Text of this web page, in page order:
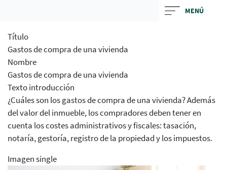
contentt
MENÚ
Título
Gastos de compra de una vivienda
Nombre
Gastos de compra de una vivienda
Texto introducción
¿Cuáles son los gastos de compra de una vivienda? Además
del valor del inmueble, los compradores deben tener en
cuenta los costes administrativos y fiscales: tasación,
notaría, gestoría, registro de la propiedad y los impuestos.
Imagen single